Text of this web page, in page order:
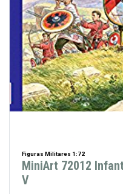
Figuras Militares 1:72
MiniArt 72012
V